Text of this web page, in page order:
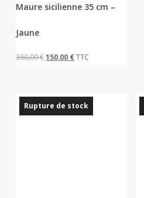
Maure sicilienne 35 cm –
Jaune
360,00€Le
était :
360,00 €.
150,00 €Le
est :
150,00 €.
TTC
Rupture de stock